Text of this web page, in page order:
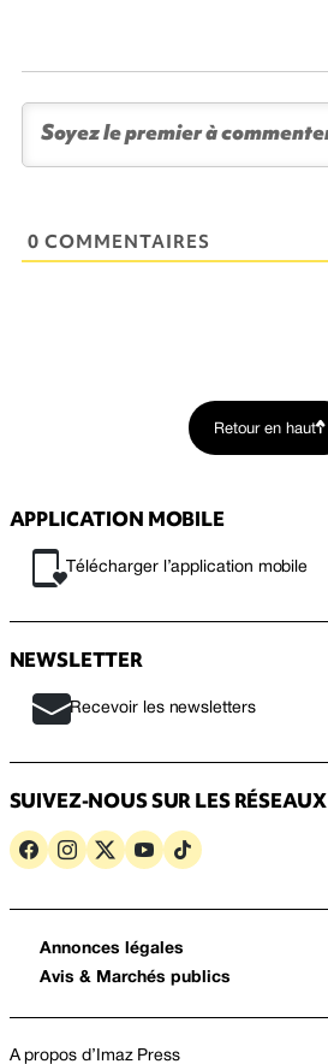
0 COMMENTAIRES
Retour en haut
APPLICATION MOBILE
Télécharger l’application mobile
NEWSLETTER
Recevoir les newsletters
SUIVEZ-NOUS SUR LES RÉSEAUX
Annonces légales
Avis & Marchés publics
A propos d’Imaz Press